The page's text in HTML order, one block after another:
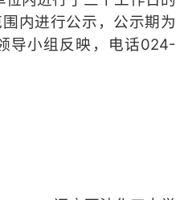
内进行公示，公示期为
导小组反映，电话024-